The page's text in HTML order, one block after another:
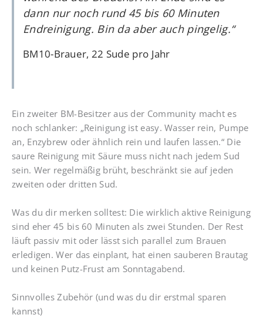
dann nur noch rund 45 bis 60 Minuten
Endreinigung. Bin da aber auch pingelig.“
BM10-Brauer, 22 Sude pro Jahr
Ein zweiter BM-Besitzer aus der Community macht es
noch schlanker: „Reinigung ist easy. Wasser rein, Pumpe
an, Enzybrew oder ähnlich rein und laufen lassen.“ Die
saure Reinigung mit Säure muss nicht nach jedem Sud
sein. Wer regelmäßig brüht, beschränkt sie auf jeden
zweiten oder dritten Sud.
Was du dir merken solltest: Die wirklich aktive Reinigung
sind eher 45 bis 60 Minuten als zwei Stunden. Der Rest
läuft passiv mit oder lässt sich parallel zum Brauen
erledigen. Wer das einplant, hat einen sauberen Brautag
und keinen Putz-Frust am Sonntagabend.
Sinnvolles Zubehör (und was du dir erstmal sparen
kannst)